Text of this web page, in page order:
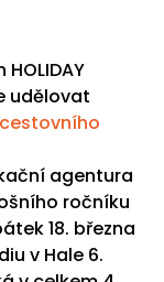
udělovat
agentura
ročníku
18. března
v Hale 6.